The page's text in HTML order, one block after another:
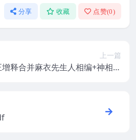
分享 收藏 点赞(0)
上一篇
释合并麻衣先生人相编+神相水